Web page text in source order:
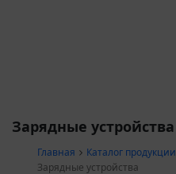
Зарядные устройства
Главная Каталог продукции
Зарядные устройства